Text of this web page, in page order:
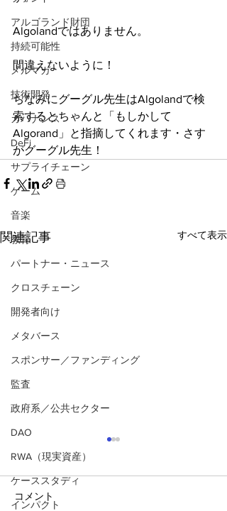
アルゴランド財団
持続可能性
メルマガ
技術開発
ガバナンス
DeFi
サプライチェーン
ゲーム
音楽
教育
パートナー・ニュース
クロスチェーン
開発者向け
メタバース
スポンサー／ファンディング
監査
政府系／公共セクター
DAO
RWA（現実資産）
ケーススタディ
インパクト
Algolandではありません。
間違えないように！
ちなみにグーグル先生はAlgolandで検
索するとちゃんと「もしかして
Algorand」と指摘してくれます・さす
がグーグル先生！
関連記事 すべて表示
コメント